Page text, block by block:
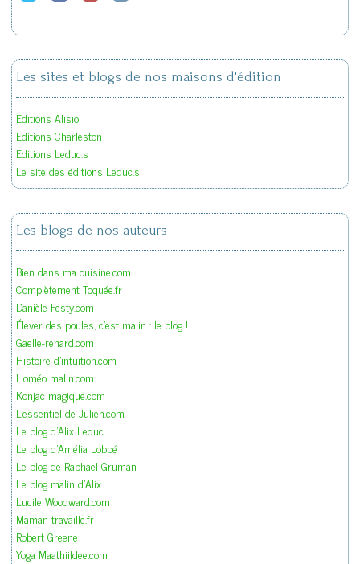
Les sites et blogs de nos maisons d'édition
Editions Alisio
Editions Charleston
Editions Leduc.s
Le site des éditions Leduc.s
Les blogs de nos auteurs
Bien dans ma cuisine.com
Complètement Toquée.fr
Danièle Festy.com
Élever des poules, c'est malin : le blog !
Gaelle-renard.com
Histoire d'intuition.com
Homéo malin.com
Konjac magique.com
L'essentiel de Julien.com
Le blog d'Alix Leduc
Le blog d'Amélia Lobbé
Le blog de Raphaël Gruman
Le blog malin d'Alix
Lucile Woodward.com
Maman travaille.fr
Robert Greene
Yoga Maathiildee.com